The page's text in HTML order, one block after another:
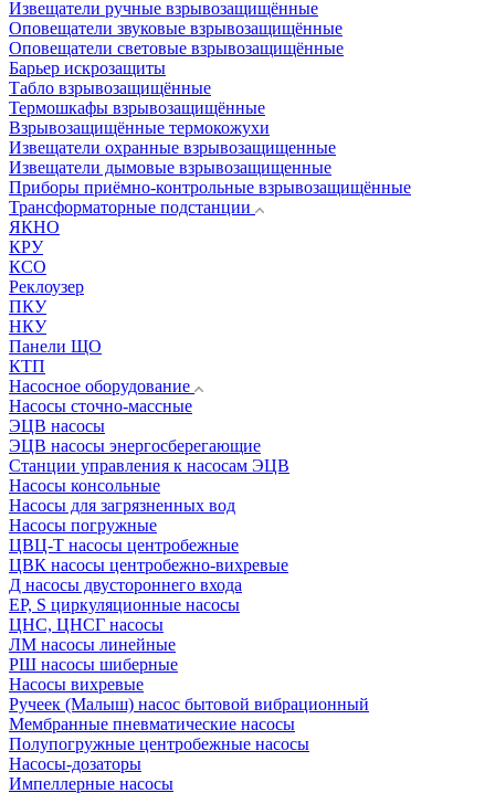
Извещатели ручные взрывозащищённые
Оповещатели звуковые взрывозащищённые
Оповещатели световые взрывозащищённые
Барьер искрозащиты
Табло взрывозащищённые
Термошкафы взрывозащищённые
Взрывозащищённые термокожухи
Извещатели охранные взрывозащищенные
Извещатели дымовые взрывозащищенные
Приборы приёмно-контрольные взрывозащищённые
Трансформаторные подстанции
ЯКНО
КРУ
КСО
Реклоузер
ПКУ
НКУ
Панели ЩО
КТП
Насосное оборудование
Насосы сточно-массные
ЭЦВ насосы
ЭЦВ насосы энергосберегающие
Станции управления к насосам ЭЦВ
Насосы консольные
Насосы для загрязненных вод
Насосы погружные
ЦВЦ-Т насосы центробежные
ЦВК насосы центробежно-вихревые
Д насосы двустороннего входа
EP, S циркуляционные насосы
ЦНС, ЦНСГ насосы
ЛМ насосы линейные
РШ насосы шиберные
Насосы вихревые
Ручеек (Малыш) насос бытовой вибрационный
Мембранные пневматические насосы
Полупогружные центробежные насосы
Насосы-дозаторы
Импеллерные насосы